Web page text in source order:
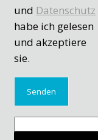
und Datenschutz
habe ich gelesen
und akzeptiere
sie.